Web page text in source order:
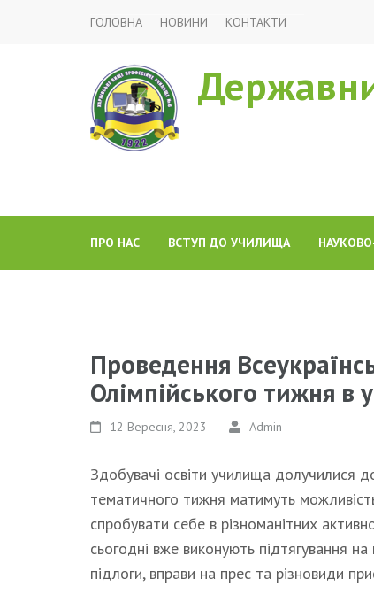
ГОЛОВНА НОВИНИ КОНТАКТИ
ПРО НАС ВСТУП ДО УЧИЛИЩА
Проведення
Олімпійського тижня в
12 Вересня, 2023 Admin
Здобувачі освіти училища долучилися
тематичного тижня матимуть
спробувати себе в різноманітних
сьогодні вже виконують підтягування на
підлоги, вправи на прес та різновиди